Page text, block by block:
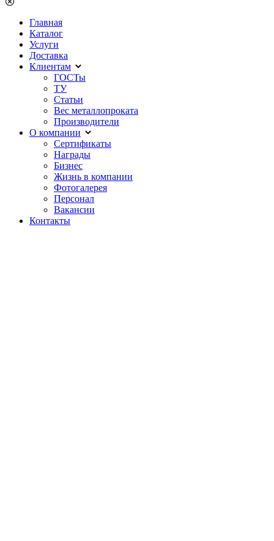
Главная
Каталог
Услуги
Доставка
Клиентам
ГОСТы
ТУ
Статьи
Вес металлопроката
Производители
О компании
Сертификаты
Награды
Бизнес
Жизнь в компании
Фотогалерея
Персонал
Вакансии
Контакты